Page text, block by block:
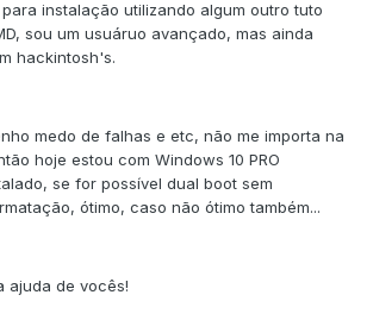
instalação utilizando algum outro tuto
sou um usuáruo avançado, mas ainda
hackintosh's.
medo de falhas e etc, não me importa na
hoje estou com Windows 10 PRO
se for possível dual boot sem
ótimo, caso não ótimo também...
ajuda de vocês!